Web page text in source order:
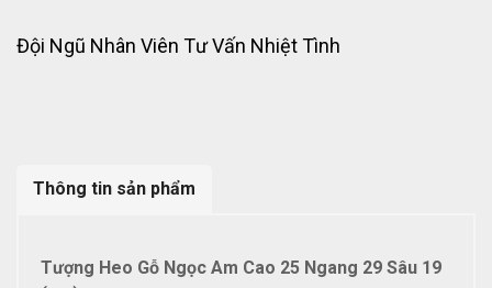
Đội Ngũ Nhân Viên Tư Vấn Nhiệt Tình
Thông tin sản phẩm
Tượng Heo Gỗ Ngọc Am Cao 25 Ngang 29 Sâu 19